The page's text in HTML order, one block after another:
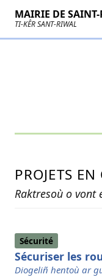
MAIRIE DE
TI-KÊR SANT-RIWAL
PROJETS EN
Raktresoù o vont
Sécurité
Sécuriser les
Diogeliñ hentoù ar